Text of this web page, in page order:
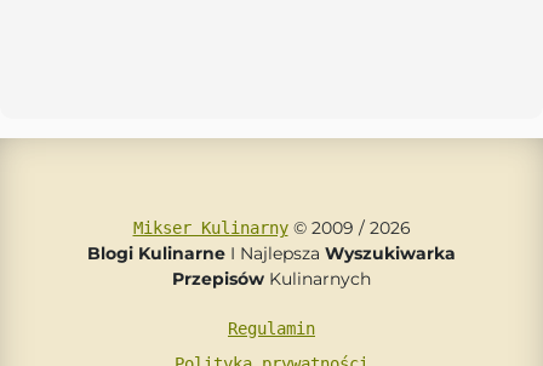
Mikser Kulinarny© 2009 / 2026
Blogi Kulinarne I Najlepsza Wyszukiwarka
Przepisów Kulinarnych
Regulamin